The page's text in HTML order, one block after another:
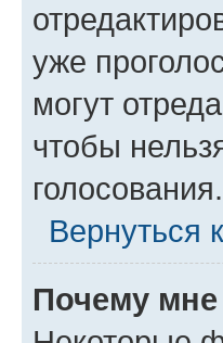
уже
могут
чтобы
голосования.
Вернуться
Почему